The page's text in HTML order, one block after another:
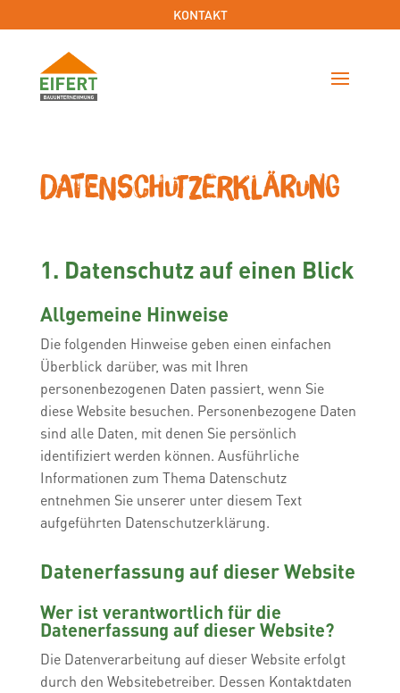
KONTAKT
Datenschutz­erklärung
1. Datenschutz auf einen Blick
Allgemeine Hinweise
Die folgenden Hinweise geben einen einfachen
Überblick darüber, was mit Ihren
personenbezogenen Daten passiert, wenn Sie
diese Website besuchen. Personenbezogene Daten
sind alle Daten, mit denen Sie persönlich
identifiziert werden können. Ausführliche
Informationen zum Thema Datenschutz
entnehmen Sie unserer unter diesem Text
aufgeführten Datenschutzerklärung.
Datenerfassung auf dieser Website
Wer ist verantwortlich für die
Datenerfassung auf dieser Website?
Die Datenverarbeitung auf dieser Website erfolgt
durch den Websitebetreiber. Dessen Kontaktdaten